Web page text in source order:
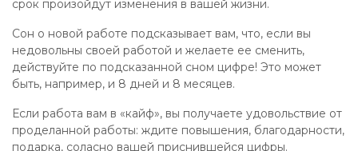
срок произойдут изменения в вашей жизни.
Сон о новой работе подсказывает вам, что, если вы
недовольны своей работой и желаете ее сменить,
действуйте по подсказанной сном цифре! Это может
быть, например, и 8 дней и 8 месяцев.
Если работа вам в «кайф», вы получаете удовольствие от
проделанной работы: ждите повышения, благодарности,
подарка, соласно вашей приснившейся цифры.